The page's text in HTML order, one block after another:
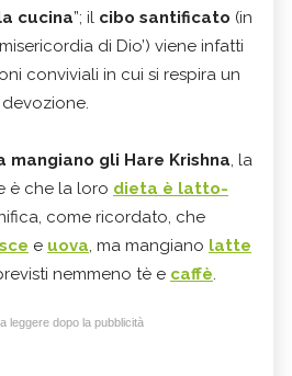
cucina”; il cibo santificato (in
di Dio’) viene infatti
conviviali in cui si respira un
mangiano gli Hare Krishna, la
è che la loro dieta è latto-
come ricordato, che
e uova, ma mangiano latte
nemmeno tè e caffè.
leggere dopo la pubblicità